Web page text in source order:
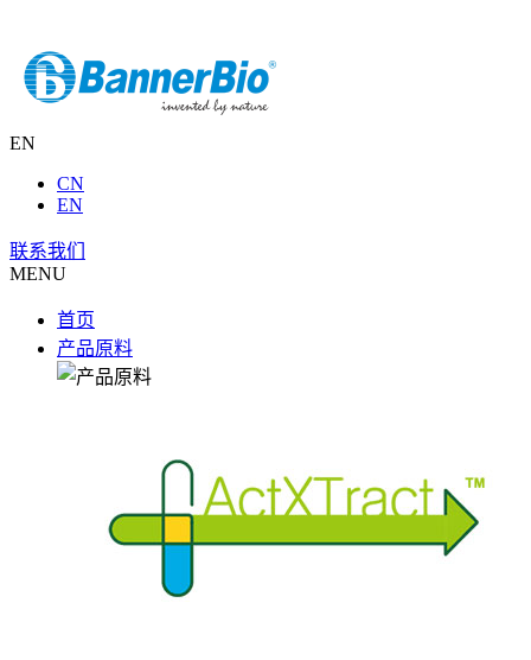
EN
CN
EN
联系我们
MENU
首页
产品原料